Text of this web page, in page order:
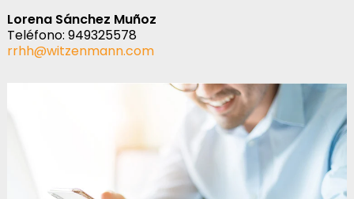
Lorena Sánchez Muñoz
Teléfono: 949325578
rrhh@witzenmann.com